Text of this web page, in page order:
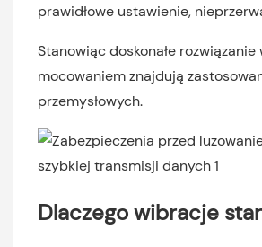
prawidłowe ustawienie,
Stanowiąc doskonałe
mocowaniem znajdują
przemysłowych.
Dlaczego wibracje